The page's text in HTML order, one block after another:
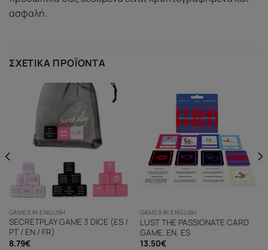
ασφαλή.
ΣΧΕΤΙΚΆ ΠΡΟΪΌΝΤΑ
GAMES IN ENGLISH
SECRETPLAY GAME 3 DICE (ES /
PT / EN / FR)
8.79€
GAMES IN ENGLISH
LUST THE PASSIONATE CARD
GAME. EN, ES
13.50€